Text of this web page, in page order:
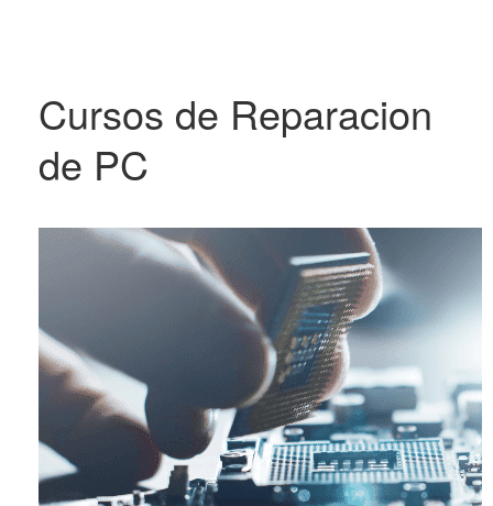
Cursos de Reparacion
de PC